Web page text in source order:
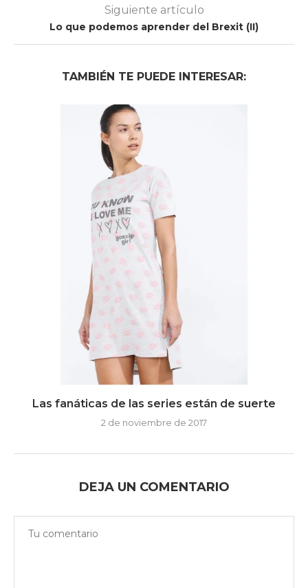
Siguiente artículo
Lo que podemos aprender del Brexit (II)
TAMBIÉN TE PUEDE INTERESAR:
Las fanáticas de las series están de suerte
2 de noviembre de 2017
DEJA UN COMENTARIO